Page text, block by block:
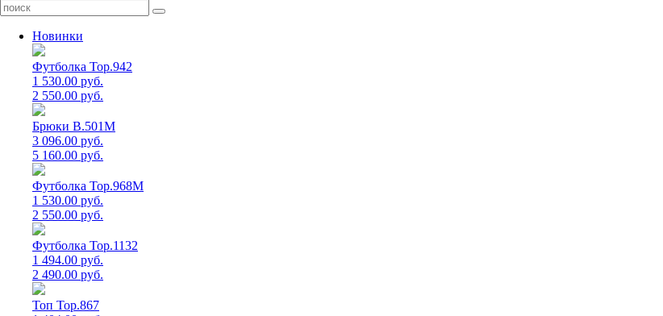
Новинки
Футболка Top.942
1 530.00 руб.
2 550.00 руб.
Брюки B.501M
3 096.00 руб.
5 160.00 руб.
Футболка Top.968M
1 530.00 руб.
2 550.00 руб.
Футболка Top.1132
1 494.00 руб.
2 490.00 руб.
Топ Top.867